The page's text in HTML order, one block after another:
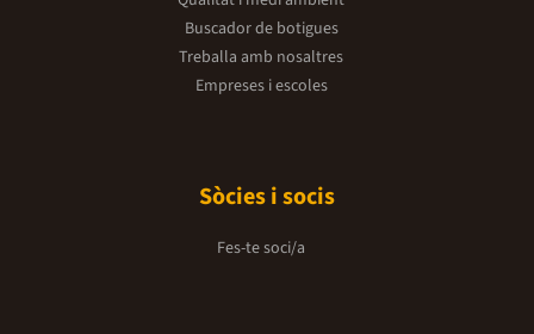
Buscador de botigues
Treballa amb nosaltres
Empreses i escoles
Sòcies i socis
Fes-te soci/a